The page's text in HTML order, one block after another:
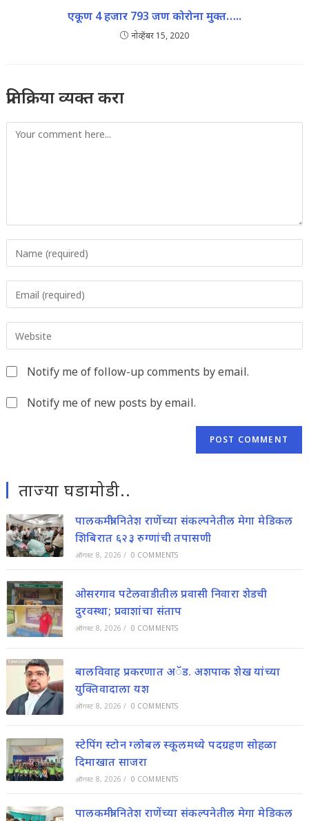
एकूण 4 हजार 793 जण कोरोना मुक्त…..
नोव्हेंबर 15, 2020
प्रतिक्रिया व्यक्त करा
Comment
your
username
to
comment
your
address
to
comment
your
URL
Notify me of follow-up comments by email.
Notify me of new posts by email.
ताज्या घडामोडी..
पालकमंत्री नितेश राणेंच्या संकल्पनेतील मेगा मेडिकल
शिबिरात ६२३ रुग्णांची तपासणी
ऑगस्ट 8, 2026 / 0 COMMENTS
ओसरगाव पटेलवाडीतील प्रवासी निवारा शेडची
दुरवस्था; प्रवाशांचा संताप
ऑगस्ट 8, 2026 / 0 COMMENTS
बालविवाह प्रकरणात अॅड. अशपाक शेख यांच्या
युक्तिवादाला यश
ऑगस्ट 8, 2026 / 0 COMMENTS
स्टेपिंग स्टोन ग्लोबल स्कूलमध्ये पदग्रहण सोहळा
दिमाखात साजरा
ऑगस्ट 8, 2026 / 0 COMMENTS
पालकमंत्री नितेश राणेंच्या संकल्पनेतील मेगा मेडिकल